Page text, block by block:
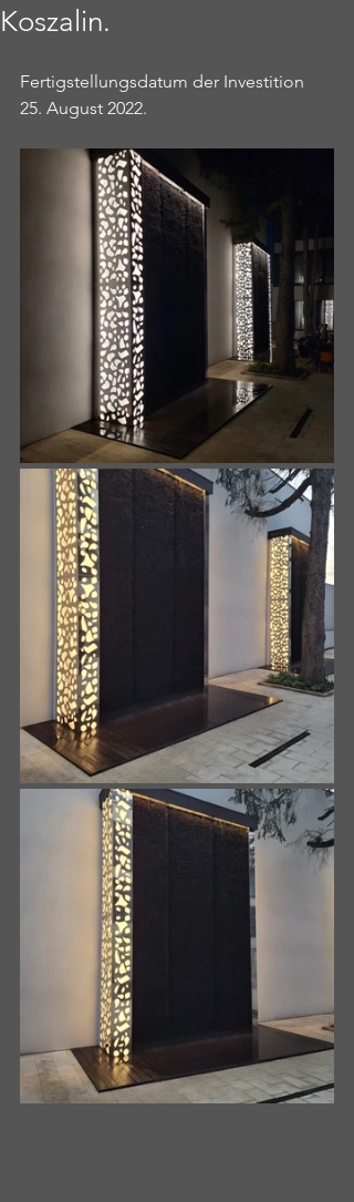
Koszalin.
Fertigstellungsdatum der Investition
25. August 2022.